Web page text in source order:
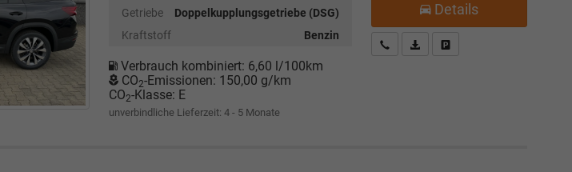
Getriebe
Doppelkupplungsgetriebe (DSG)
Kraftstoff
Benzin
Verbrauch kombiniert: 6,60 l/100km
CO2-Emissionen: 150,00 g/km
CO2-Klasse: E
unverbindliche Lieferzeit: 4 - 5 Monate
Details
Kostenloser Rückruf-Service
PDF-Datei, Fahrzeugexposé